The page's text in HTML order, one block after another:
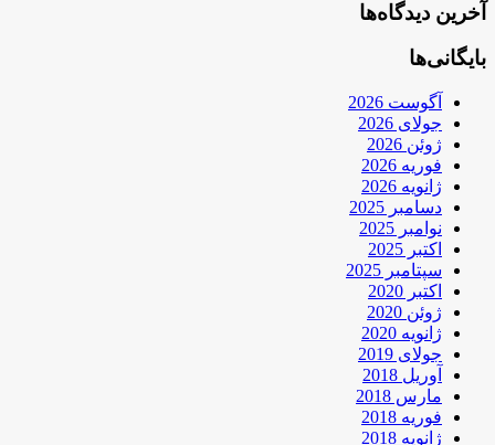
آخرین دیدگاه‌ها
بایگانی‌ها
آگوست 2026
جولای 2026
ژوئن 2026
فوریه 2026
ژانویه 2026
دسامبر 2025
نوامبر 2025
اکتبر 2025
سپتامبر 2025
اکتبر 2020
ژوئن 2020
ژانویه 2020
جولای 2019
آوریل 2018
مارس 2018
فوریه 2018
ژانویه 2018